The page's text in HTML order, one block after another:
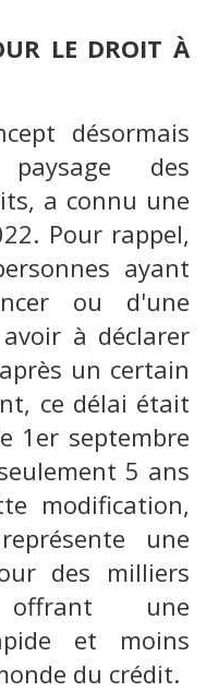
LE DROIT À
désormais
des
a connu une
Pour rappel,
ayant
ou d'une
à déclarer
un certain
ce délai était
1er septembre
5 ans
modification,
une
des milliers
une
et moins
du crédit.